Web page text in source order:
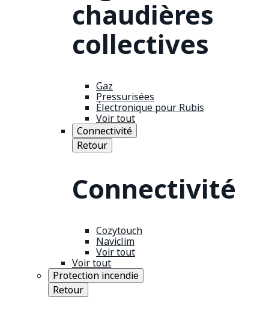
chaudières
collectives
Gaz
Pressurisées
Électronique pour Rubis
Voir tout
Connectivité
Retour
Connectivité
Cozytouch
Naviclim
Voir tout
Voir tout
Protection incendie
Retour